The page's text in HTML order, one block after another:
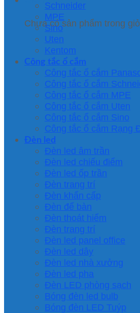
Chưa có sản phẩm trong
Schneider
MPE
Sino
Uten
Kentom
Công tắc ổ cắm
Công tắc ổ cắm
Công tắc ổ cắm
Công tắc ổ cắm MPE
Công tắc ổ cắm Uten
Công tắc ổ cắm Sino
Công tắc ổ cắm Rạng
Đèn led
Đèn led âm trần
Đèn led chiếu điểm
Đèn led ốp trần
Đèn trang trí
Đèn khẩn cấp
Đèn để bàn
Đèn thoát hiểm
Đèn trang trí
Đèn led panel office
Đèn led dây
Đèn led nhà xưởng
Đèn led pha
Đèn LED phòng sạch
Bóng đèn led bulb
Bóng đèn LED Tuýp